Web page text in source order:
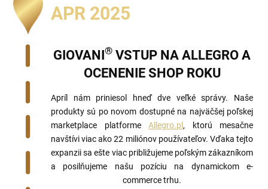
APR 2025
GIOVANI® VSTUP NA ALLEGRO A
OCENENIE SHOP ROKU
Apríl nám priniesol hneď dve veľké správy. Naše
produkty sú po novom dostupné na najväčšej poľskej
marketplace platforme Allegro.pl , ktorú mesačne
navštívi viac ako 22 miliónov používateľov. Vďaka tejto
expanzii sa ešte viac približujeme poľským zákazníkom
a posilňujeme našu pozíciu na dynamickom e-
commerce trhu.